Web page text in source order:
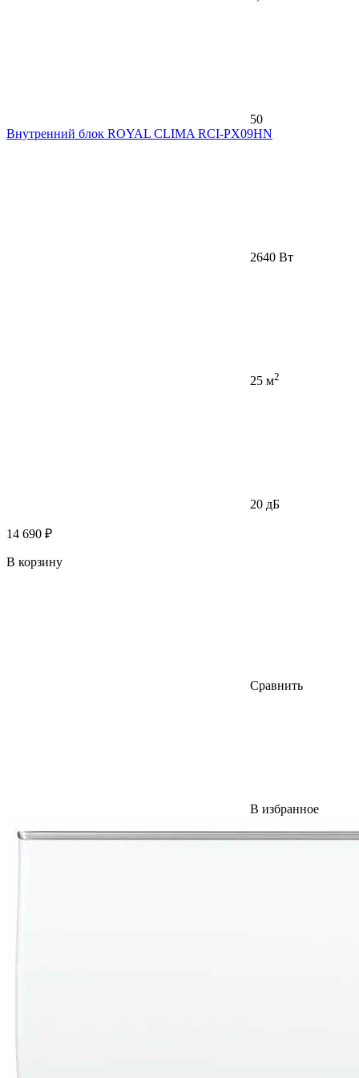
50
Внутренний блок ROYAL CLIMA RCI-PX09HN
2640 Вт
25 м2
20 дБ
14 690 ₽
В корзину
Сравнить
В избранное